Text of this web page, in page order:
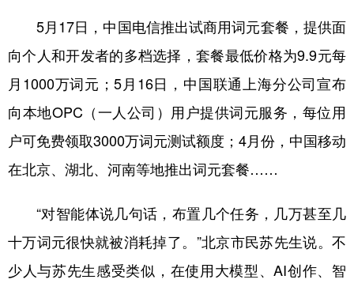
安徽 福建 江西
山东 河南 湖北 湖南
广东 广西 海南 重庆
四川 贵州 云南 西藏
陕西 甘肃 青海 宁夏
多语种频道
English Español Français عربى
5月17日，中国电信推出试商用词元套餐，提供面
向个人和开发者的多档选择，套餐最低价格为9.9元每
月1000万词元；5月16日，中国联通上海分公司宣布
向本地OPC（一人公司）用户提供词元服务，每位用
户可免费领取3000万词元测试额度；4月份，中国移动
在北京、湖北、河南等地推出词元套餐……
“对智能体说几句话，布置几个任务，几万甚至几
十万词元很快就被消耗掉了。”北京市民苏先生说。不
少人与苏先生感受类似，在使用大模型、AI创作、智